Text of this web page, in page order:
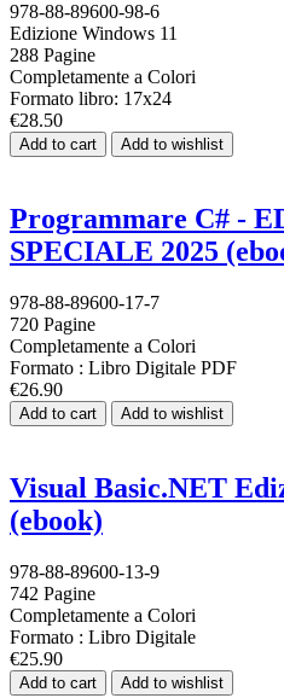
978-88-89600-98-6
Edizione Windows 11
288 Pagine
Completamente a Colori
Formato libro: 17x24
€28.50
Add to cart Add to wishlist
Programmare C# -
SPECIALE 2025
978-88-89600-17-7
720 Pagine
Completamente a Colori
Formato : Libro Digitale PDF
€26.90
Add to cart Add to wishlist
Visual Basic.NET
(ebook)
978-88-89600-13-9
742 Pagine
Completamente a Colori
Formato : Libro Digitale
€25.90
Add to cart Add to wishlist